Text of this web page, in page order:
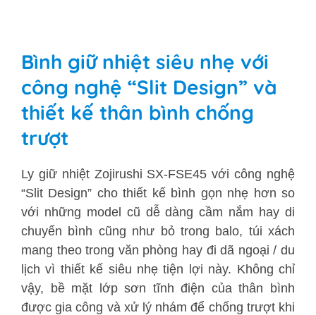
Bình giữ nhiệt siêu nhẹ với
công nghệ “Slit Design” và
thiết kế thân bình chống
trượt
Ly giữ nhiệt Zojirushi SX-FSE45 với công nghệ
“Slit Design” cho thiết kế bình gọn nhẹ hơn so
với những model cũ dễ dàng cầm nắm hay di
chuyển bình cũng như bỏ trong balo, túi xách
mang theo trong văn phòng hay đi dã ngoại / du
lịch vì thiết kế siêu nhẹ tiện lợi này. Không chỉ
vậy, bề mặt lớp sơn tĩnh điện của thân bình
được gia công và xử lý nhám để chống trượt khi